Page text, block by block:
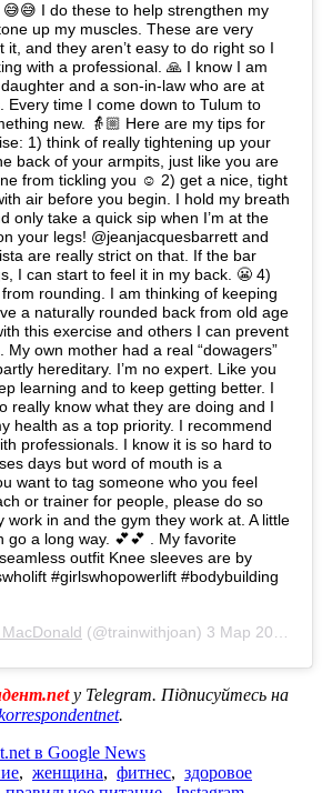
I do these to help strengthen my
up my muscles. These are very
it, and they aren’t easy to do right so I
with a professional. 🙏 I know I am
and a son-in-law who are at
Every time I come down to Tulum to
new. 👵🏼 Here are my tips for
1) think of really tightening up your
back of your armpits, just like you are
from tickling you ☺️ 2) get a nice, tight
air before you begin. I hold my breath
only take a quick sip when I’m at the
your legs! @jeanjacquesbarrett and
are really strict on that. If the bar
I can start to feel it in my back. 😬 4)
rounding. I am thinking of keeping
a naturally rounded back from old age
this exercise and others I can prevent
My own mother had a real “dowagers”
hereditary. I’m no expert. Like you
learning and to keep getting better. I
really know what they are doing and I
health as a top priority. I recommend
professionals. I know it is so hard to
days but word of mouth is a
want to tag someone who you feel
or trainer for people, please do so
work in and the gym they work at. A little
go a long way. 💕💕 . My favorite
outfit Knee sleeves are by
#girlswhopowerlift #bodybuilding
(@trainwithjoan) 3 Мар 2020 в 4:17 PST
у Telegram. Підписуйтесь на
.
в Google News
, женщина, фитнес, здоровое